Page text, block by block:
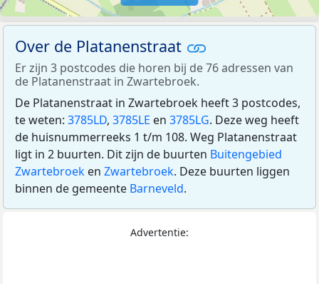
Over de Platanenstraat
Er zijn 3 postcodes die horen bij de 76 adressen van
de Platanenstraat in Zwartebroek.
De Platanenstraat in Zwartebroek heeft 3 postcodes,
te weten: 3785LD, 3785LE en 3785LG. Deze weg heeft
de huisnummerreeks 1 t/m 108. Weg Platanenstraat
ligt in 2 buurten. Dit zijn de buurten Buitengebied
Zwartebroek en Zwartebroek. Deze buurten liggen
binnen de gemeente Barneveld.
Advertentie: